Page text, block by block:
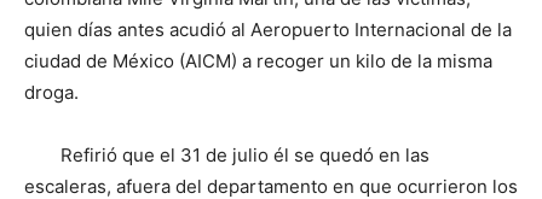
quien días antes acudió al Aeropuerto Internacional de la
ciudad de México (AICM) a recoger un kilo de la misma
droga.
Refirió que el 31 de julio él se quedó en las
escaleras, afuera del departamento en que ocurrieron los